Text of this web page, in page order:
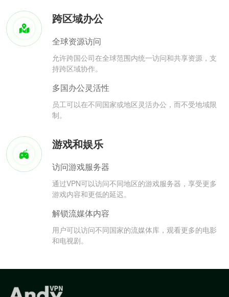
跨区域办公
全球资源访问
允许跨国公司在全球范围内统一访问和共享资源，支
持跨区域协作。
多国办公灵活性
员工可以在不同国家或地区灵活办公，而不受地域限
制。
游戏和娱乐
访问游戏服务器
通过VPN可以访问不同地区的游戏服务器，享受更多
游戏内容和更低的延迟。
解锁流媒体内容
用户可以访问不同国家的流媒体库，观看更多的电影
和电视剧。